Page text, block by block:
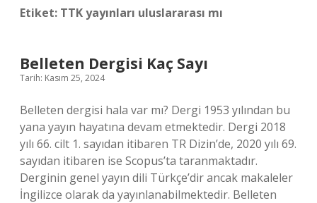
Etiket: TTK yayınları uluslararası mı
Belleten Dergisi Kaç Sayı
Tarih: Kasım 25, 2024
Belleten dergisi hala var mı? Dergi 1953 yılından bu
yana yayın hayatına devam etmektedir. Dergi 2018
yılı 66. cilt 1. sayıdan itibaren TR Dizin’de, 2020 yılı 69.
sayıdan itibaren ise Scopus’ta taranmaktadır.
Derginin genel yayın dili Türkçe’dir ancak makaleler
İngilizce olarak da yayınlanabilmektedir. Belleten